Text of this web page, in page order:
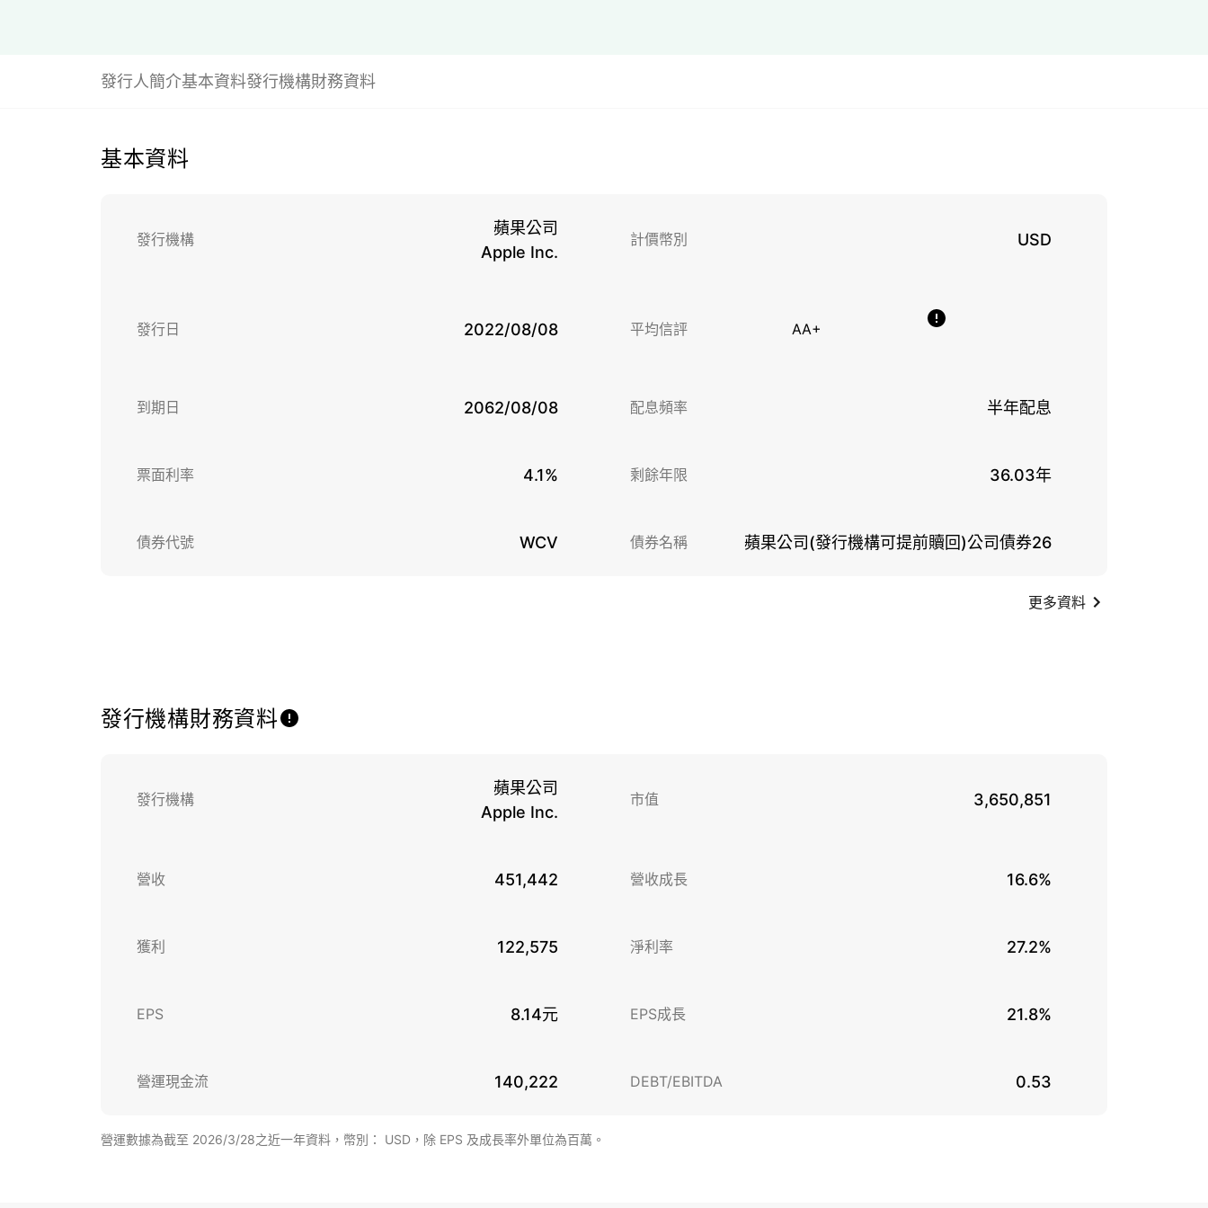
發行人簡介基本資料發行機構財務資料
基本資料
發行機構
蘋果公司
Apple Inc.
計價幣別 USD
發行日 2022/08/08 平均信評 AA+
到期日 2062/08/08 配息頻率 半年配息
票面利率 4.1% 剩餘年限 36.03年
債券代號 WCV 債券名稱 蘋果公司(發行機構可提前贖回)公司債券26
更多資料
發行機構財務資料
發行機構
蘋果公司
Apple Inc.
市值 3,650,851
營收 451,442 營收成長 16.6%
獲利 122,575 淨利率 27.2%
EPS 8.14元 EPS成長 21.8%
營運現金流 140,222 DEBT/EBITDA 0.53
營運數據為截至 2026/3/28之近一年資料，幣別： USD，除 EPS 及成長率外單位為百萬。